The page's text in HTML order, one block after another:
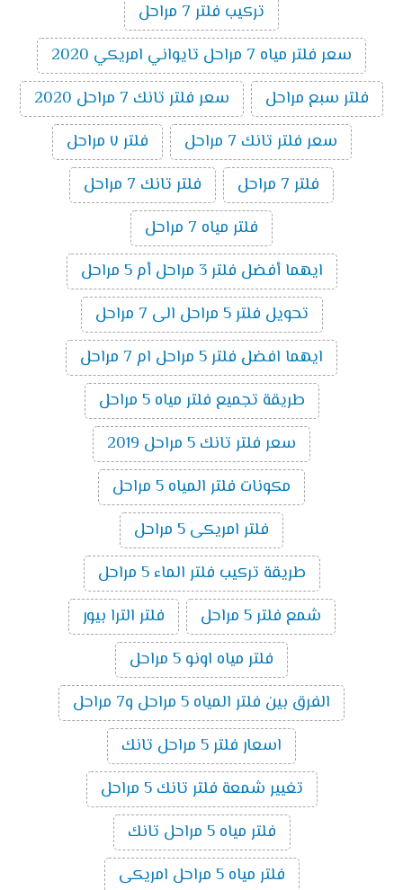
تركيب فلتر 7 مراحل
سعر فلتر مياه 7 مراحل تايواني امريكي 2020
فلتر سبع مراحل
سعر فلتر تانك 7 مراحل 2020
سعر فلتر تانك 7 مراحل
فلتر ٧ مراحل
فلتر 7 مراحل
فلتر تانك 7 مراحل
فلتر مياه 7 مراحل
ايهما أفضل فلتر 3 مراحل أم 5 مراحل
تحويل فلتر 5 مراحل الى 7 مراحل
ايهما افضل فلتر 5 مراحل ام 7 مراحل
طريقة تجميع فلتر مياه 5 مراحل
سعر فلتر تانك 5 مراحل 2019
مكونات فلتر المياه 5 مراحل
فلتر امريكى 5 مراحل
طريقة تركيب فلتر الماء 5 مراحل
شمع فلتر 5 مراحل
فلتر الترا بيور
فلتر مياه اونو 5 مراحل
الفرق بين فلتر المياه 5 مراحل و7 مراحل
اسعار فلتر 5 مراحل تانك
تغيير شمعة فلتر تانك 5 مراحل
فلتر مياه 5 مراحل تانك
فلتر مياه 5 مراحل امريكى